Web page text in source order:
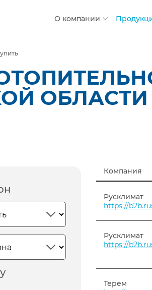
О компании
ОБЛАСТИ
Компания
Русклимат
https://
Русклимат
https://
Терем